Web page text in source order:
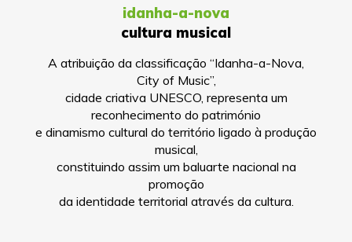
idanha-a-nova
cultura musical
A atribuição da classificação “Idanha-a-Nova,
City of Music”,
cidade criativa UNESCO, representa um
reconhecimento do património
e dinamismo cultural do território ligado à produção
musical,
constituindo assim um baluarte nacional na
promoção
da identidade territorial através da cultura.